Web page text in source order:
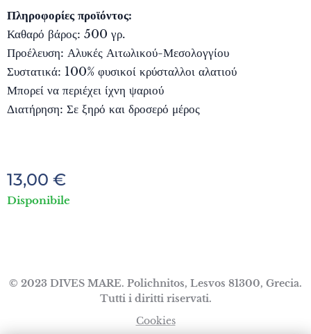
Πληροφορίες προϊόντος:
Καθαρό βάρος: 500 γρ.
Προέλευση: Αλυκές Αιτωλικού-Μεσολογγίου
Συστατικά: 100% φυσικοί κρύσταλλοι αλατιού
Μπορεί να περιέχει ίχνη ψαριού
Διατήρηση: Σε ξηρό και δροσερό μέρος
13,00 €
Disponibile
© 2023 DIVES MARE. Polichnitos, Lesvos 81300, Grecia.
Tutti i diritti riservati.
Cookies